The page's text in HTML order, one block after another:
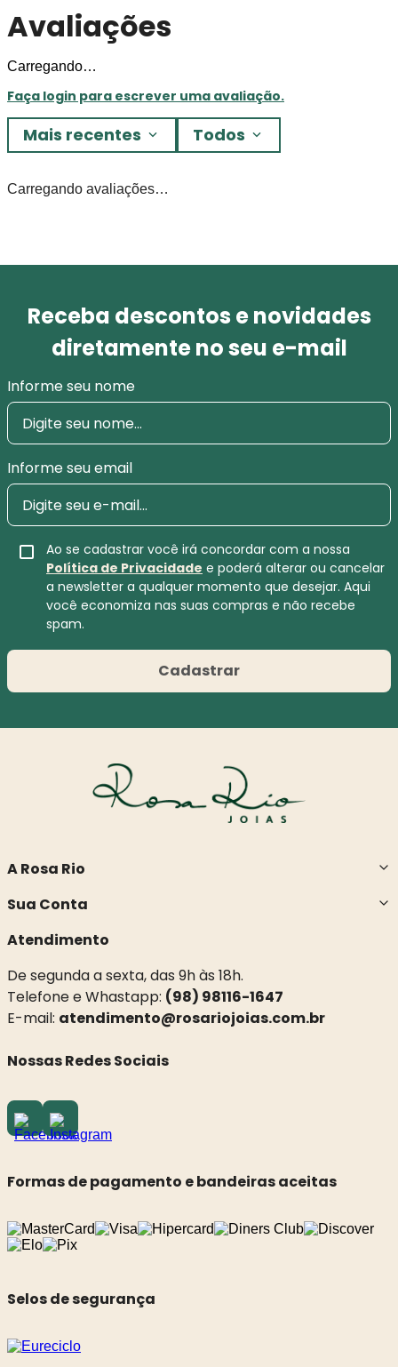
Avaliações
Carregando…
Faça login para escrever uma avaliação.
Mais recentes Todos
Carregando avaliações…
Receba descontos e novidades
diretamente no seu e-mail
Informe seu nome
Informe seu email
Ao se cadastrar você irá concordar com a nossa
Política de Privacidade e poderá alterar ou cancelar
a newsletter a qualquer momento que desejar. Aqui
você economiza nas suas compras e não recebe
spam.
Cadastrar
A Rosa Rio
Sua Conta
Atendimento
De segunda a sexta, das 9h às 18h.
Telefone e Whastapp: (98) 98116-1647
E-mail: atendimento@rosariojoias.com.br
Nossas Redes Sociais
Formas de pagamento e bandeiras aceitas
Selos de segurança